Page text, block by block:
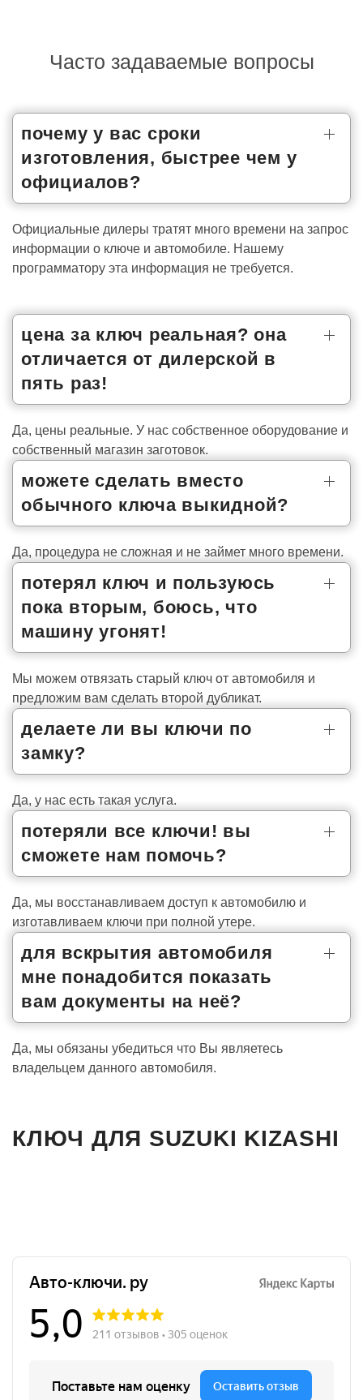
Часто задаваемые вопросы
почему у вас сроки
изготовления, быстрее чем у
официалов?
Официальные дилеры тратят много времени на запрос
информации о ключе и автомобиле. Нашему
программатору эта информация не требуется.
цена за ключ реальная? она
отличается от дилерской в
пять раз!
Да, цены реальные. У нас собственное оборудование и
собственный магазин заготовок.
можете сделать вместо
обычного ключа выкидной?
Да, процедура не сложная и не займет много времени.
потерял ключ и пользуюсь
пока вторым, боюсь, что
машину угонят!
Мы можем отвязать старый ключ от автомобиля и
предложим вам сделать второй дубликат.
делаете ли вы ключи по
замку?
Да, у нас есть такая услуга.
потеряли все ключи! вы
сможете нам помочь?
Да, мы восстанавливаем доступ к автомобилю и
изготавливаем ключи при полной утере.
для вскрытия автомобиля
мне понадобится показать
вам документы на неё?
Да, мы обязаны убедиться что Вы являетесь
владельцем данного автомобиля.
КЛЮЧ ДЛЯ SUZUKI KIZASHI